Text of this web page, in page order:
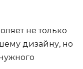
не только
дизайну, но